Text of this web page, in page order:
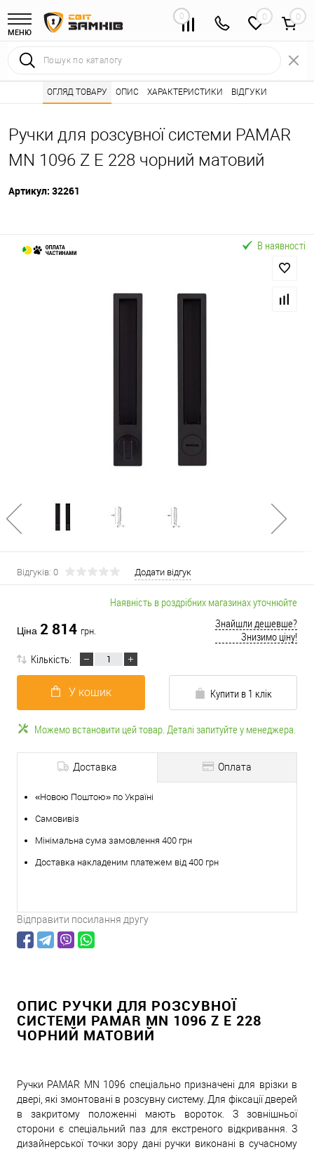
МЕНЮ
0 0
Інтернет магазин замків • Каталог товарів ⭐ Розсувні системи
Ручки для розсувної системи PAMAR
MN 1096 Z E 228 чорний матовий
Артикул: 32261
ОГЛЯД ТОВАРУ ОПИС ХАРАКТЕРИСТИКИ ВІДГУКИ
Відгуків: 0 Додати відгук
В наявності
Наявність в роздрібних магазинах уточнюйте
Ціна 2 814 грн.
Знайшли дешевше?
Знизимо ціну!
Кількість:
У кошик Купити в 1 клік
Можемо встановити цей товар. Деталі запитуйте у менеджера.
Доставка Оплата
«Новою Поштою» по Україні
Самовивіз
Мінімальна сума замовлення 400 грн
Доставка накладеним платежем від 400 грн
Відправити посилання другу
ОПИС РУЧКИ ДЛЯ РОЗСУВНОЇ
СИСТЕМИ PAMAR MN 1096 Z E 228
ЧОРНИЙ МАТОВИЙ
Ручки PAMAR MN 1096 спеціально призначені для врізки в
двері, які змонтовані в розсувну систему. Для фіксації дверей
в закритому положенні мають вороток. З зовнішньої
сторони є спеціальний паз для екстреного відкривання. З
дизайнерської точки зору дані ручки виконані в сучасному